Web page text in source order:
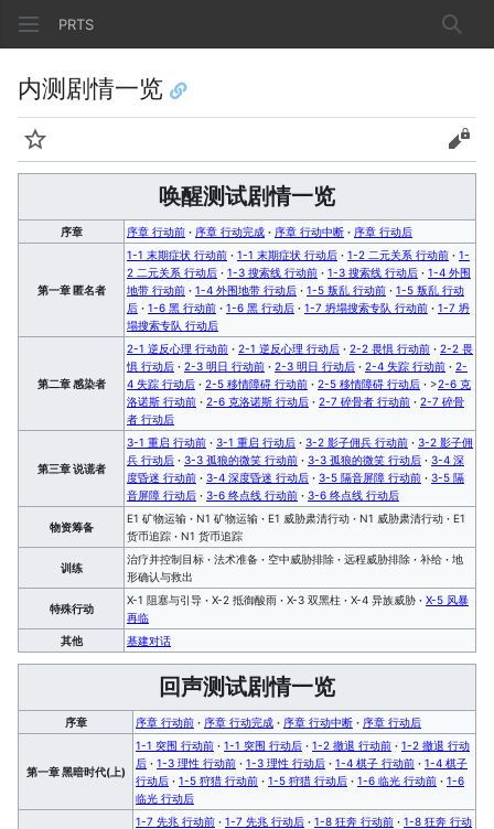
PRTS 搜索
内测剧情一览
监视 查看
唤醒测试剧情一览
序章 序章 行动前 · 序章 行动完成 · 序章 行动中断 · 序章 行动后
第一章 匿名者
1-1 末期症状 行动前 · 1-1 末期症状 行动后 · 1-2 二元关系 行动前 · 1-
2 二元关系 行动后 · 1-3 搜索线 行动前 · 1-3 搜索线 行动后 · 1-4 外围
地带 行动前 · 1-4 外围地带 行动后 · 1-5 叛乱 行动前 · 1-5 叛乱 行动
后 · 1-6 黑 行动前 · 1-6 黑 行动后 · 1-7 坍塌搜索专队 行动前 · 1-7 坍
塌搜索专队 行动后
第二章 感染者
2-1 逆反心理 行动前 · 2-1 逆反心理 行动后 · 2-2 畏惧 行动前 · 2-2 畏
惧 行动后 · 2-3 明日 行动前 · 2-3 明日 行动后 · 2-4 失踪 行动前 · 2-
4 失踪 行动后 · 2-5 移情障碍 行动前 · 2-5 移情障碍 行动后 · >2-6 克
洛诺斯 行动前 · 2-6 克洛诺斯 行动后 · 2-7 碎骨者 行动前 · 2-7 碎骨
者 行动后
第三章 说谎者
3-1 重启 行动前 · 3-1 重启 行动后 · 3-2 影子佣兵 行动前 · 3-2 影子佣
兵 行动后 · 3-3 孤狼的微笑 行动前 · 3-3 孤狼的微笑 行动后 · 3-4 深
度昏迷 行动前 · 3-4 深度昏迷 行动后 · 3-5 隔音屏障 行动前 · 3-5 隔
音屏障 行动后 · 3-6 终点线 行动前 · 3-6 终点线 行动后
物资筹备
E1 矿物运输 · N1 矿物运输 · E1 威胁肃清行动 · N1 威胁肃清行动 · E1
货币追踪 · N1 货币追踪
训练
治疗并控制目标 · 法术准备 · 空中威胁排除 · 远程威胁排除 · 补给 · 地
形确认与救出
特殊行动
X-1 阻塞与引导 · X-2 抵御酸雨 · X-3 双黑柱 · X-4 异族威胁 · X-5 风暴
再临
其他
基建对话
回声测试剧情一览
序章 序章 行动前 · 序章 行动完成 · 序章 行动中断 · 序章 行动后
第一章 黑暗时代(上)
1-1 突围 行动前 · 1-1 突围 行动后 · 1-2 撤退 行动前 · 1-2 撤退 行动
后 · 1-3 理性 行动前 · 1-3 理性 行动后 · 1-4 棋子 行动前 · 1-4 棋子
行动后 · 1-5 狩猎 行动前 · 1-5 狩猎 行动后 · 1-6 临光 行动前 · 1-6
临光 行动后
1-7 先兆 行动前 · 1-7 先兆 行动后 · 1-8 狂奔 行动前 · 1-8 狂奔 行动